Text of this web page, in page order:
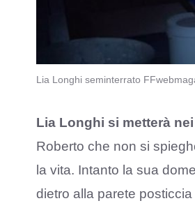
Lia Longhi seminterrato
Lia Longhi si metterà
Roberto che non si
la vita. Intanto la sua
dietro alla parete